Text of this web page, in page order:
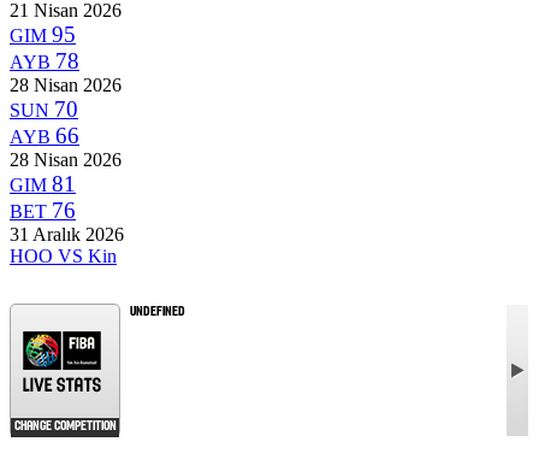
21 Nisan 2026
GIM 95
AYB 78
28 Nisan 2026
SUN 70
AYB 66
28 Nisan 2026
GIM 81
BET 76
31 Aralık 2026
HOO VS Kin